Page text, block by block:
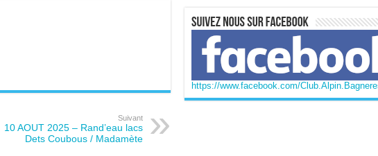
Suivant
10 AOUT 2025 – Rand’eau lacs
Dets Coubous / Madamète
https://www.facebook.com/